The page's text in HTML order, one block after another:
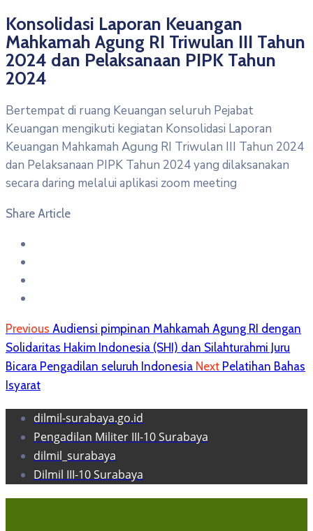
Konsolidasi Laporan Keuangan
Mahkamah Agung RI Triwulan III Tahun
2024 dan Pelaksanaan PIPK Tahun
2024
Bertempat di ruang Keuangan seluruh Pejabat
Keuangan mengikuti kegiatan Konsolidasi Laporan
Keuangan Mahkamah Agung RI Triwulan III Tahun 2024
dan Pelaksanaan PIPK Tahun 2024 yang dilaksanakan
secara daring melalui aplikasi zoom meeting
Share Article
Previous Audiensi pimpinan Mahkamah Agung RI dengan
Solidaritas Hakim Indonesia (SHI) dan Silahturahmi Juru
Bicara Pengadilan seluruh Indonesia Next Pelatihan Bahas
Isyarat
dilmil-surabaya.go.id
Pengadilan Militer III-10 Surabaya
dilmil_surabaya
Dilmil III-10 Surabaya